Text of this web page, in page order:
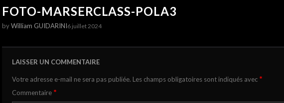
FOTO-MARSERCLASS-POLA3
byWilliam GUIDARINI6 juillet 2024
LAISSER UN COMMENTAIRE
Votre adresse e-mail ne sera pas publiée. Les champs obligatoires sont indiqués avec *
Commentaire *